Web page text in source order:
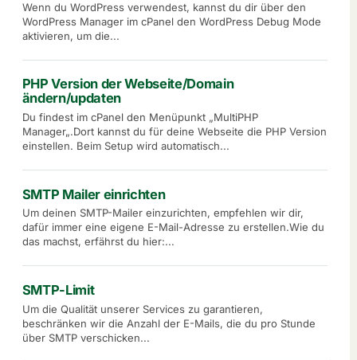
Wenn du WordPress verwendest, kannst du dir über den
WordPress Manager im cPanel den WordPress Debug Mode
aktivieren, um die...
PHP Version der Webseite/Domain
ändern/updaten
Du findest im cPanel den Menüpunkt „MultiPHP
Manager„.Dort kannst du für deine Webseite die PHP Version
einstellen. Beim Setup wird automatisch...
SMTP Mailer einrichten
Um deinen SMTP-Mailer einzurichten, empfehlen wir dir,
dafür immer eine eigene E-Mail-Adresse zu erstellen.Wie du
das machst, erfährst du hier:...
SMTP-Limit
Um die Qualität unserer Services zu garantieren,
beschränken wir die Anzahl der E-Mails, die du pro Stunde
über SMTP verschicken...